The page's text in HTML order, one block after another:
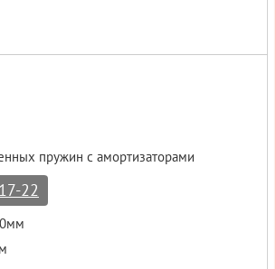
пружин с амортизаторами
22